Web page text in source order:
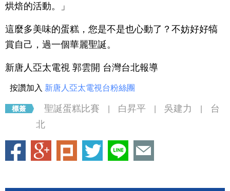
烘焙的活動。」
這麼多美味的蛋糕，您是不是也心動了？不妨好好犒
賞自己，過一個華麗聖誕。
新唐人亞太電視 郭雲開 台灣台北報導
按讚加入 新唐人亞太電視台粉絲團
聖誕蛋糕比賽 白昇平 吳建力
台
北